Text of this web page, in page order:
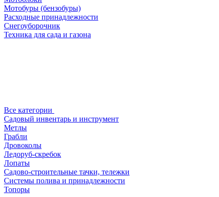
Мотобуры (бензобуры)
Расходные принадлежности
Снегоуборочник
Техника для сада и газона
Все категории
Садовый инвентарь и инструмент
Метлы
Грабли
Дровоколы
Ледоруб-скребок
Лопаты
Садово-строительные тачки, тележки
Системы полива и принадлежности
Топоры